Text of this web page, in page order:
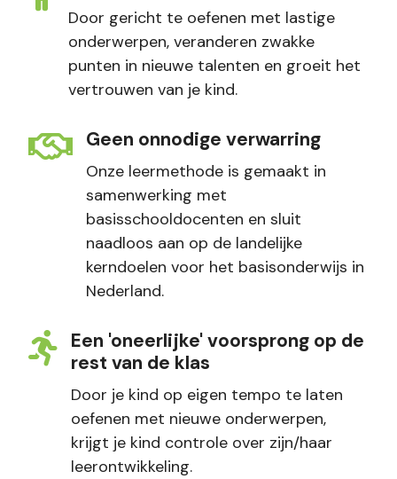
Door gericht te oefenen met lastige
onderwerpen, veranderen zwakke
punten in nieuwe talenten en groeit het
vertrouwen van je kind.
Geen onnodige verwarring
Onze leermethode is gemaakt in
samenwerking met
basisschooldocenten en sluit
naadloos aan op de landelijke
kerndoelen voor het basisonderwijs in
Nederland.
Een 'oneerlijke' voorsprong op de
rest van de klas
Door je kind op eigen tempo te laten
oefenen met nieuwe onderwerpen,
krijgt je kind controle over zijn/haar
leerontwikkeling.